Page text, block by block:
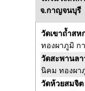
จ.กาญจนบุรี
วัดเขาถ้ำส
ทองผาภูมิ ก
วัดสะพานล
นิคม ทองผา
วัดห้วยสมจิต